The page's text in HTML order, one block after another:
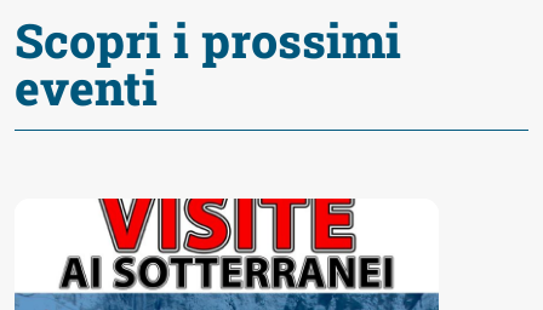
Scopri i prossimi
eventi